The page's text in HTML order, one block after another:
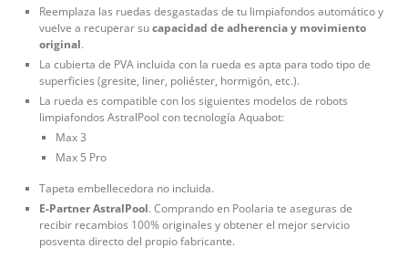
Reemplaza las ruedas desgastadas de tu limpiafondos automático y
vuelve a recuperar sucapacidad de adherencia y movimiento
original.
La cubierta de PVA incluida con la rueda es apta para todo tipo de
superficies (gresite, liner, poliéster, hormigón, etc.).
La rueda es compatible con los siguientes modelos de robots
limpiafondos AstralPool con tecnología Aquabot:
Max 3
Max 5 Pro
Tapeta embellecedora no incluida.
E-Partner AstralPool. Comprando en Poolaria te aseguras de
recibir recambios 100% originales y obtener el mejor servicio
posventa directo del propio fabricante.